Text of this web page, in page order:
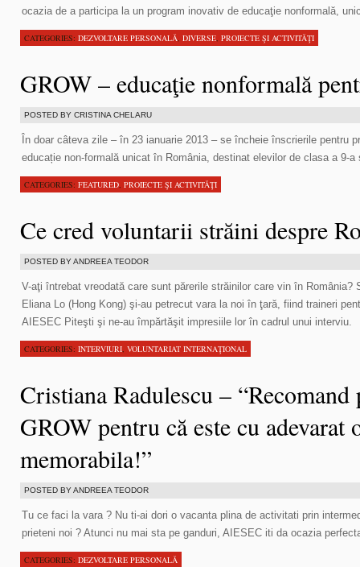
ocazia de a participa la un program inovativ de educaţie nonformală,
CATEGORIES: DEZVOLTARE PERSONALĂ, DIVERSE, PROIECTE ŞI ACTIVITĂŢI
GROW – educaţie nonformală
POSTED BY CRISTINA CHELARU
În doar câteva zile – în 23 ianuarie 2013 – se încheie înscrierile pentru
educație non-formală unicat în România, destinat elevilor de clasa a 9-a
CATEGORIES: FEATURED, PROIECTE ŞI ACTIVITĂŢI
Ce cred voluntarii străini despre
POSTED BY ANDREEA TEODOR
V-aţi întrebat vreodată care sunt părerile străinilor care vin în România?
Eliana Lo (Hong Kong) şi-au petrecut vara la noi în ţară, fiind traineri
AIESEC Piteşti şi ne-au împărtăşit impresiile lor în cadrul unui interviu.
CATEGORIES: INTERVIURI, VOLUNTARIAT INTERNAŢIONAL
Cristiana Radulescu –
GROW pentru că este cu adevarat
memorabila!”
POSTED BY ANDREEA TEODOR
Tu ce faci la vara ? Nu ti-ai dori o vacanta plina de activitati prin
prieteni noi ? Atunci nu mai sta pe ganduri, AIESEC iti da ocazia
CATEGORIES: DEZVOLTARE PERSONALĂ